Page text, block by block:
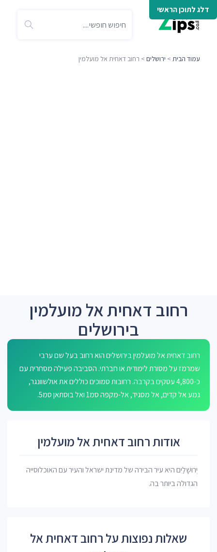
דלג לתוכן הראשי
עמוד הבית > ירושלים > רחוב דאחית אל מועלמין
רחוב דאחית אל מועלמין
בירושלים
רחוב דאחית אל מועלמין בירושלים הוא רחוב בעל שם ערבי
שמרמז על מסורת לימודית או חברתי. הסביבה פעילה מסחרית עם
כ-4,800 עסקים בקרבה. רחובות סמוכים כוללים את אולשוונגר,
גמע אל קדים, אל מסגיד, אל-מקפה סמ1 ואל בוסתאן סמ5.
אודות רחוב דאחית אל מועלמין
יְרוּשָׁלַיִם היא עיר הבירה של מדינת ישראל והעיר עם האוכלוסייה
הגדולה ביותר בה.
שאלות נפוצות על רחוב דאחית אל